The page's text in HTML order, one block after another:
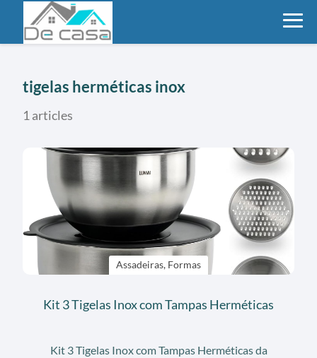
tigelas herméticas inox
1 articles
Assadeiras, Formas
Kit 3 Tigelas Inox com Tampas Herméticas
Kit 3 Tigelas Inox com Tampas Herméticas da